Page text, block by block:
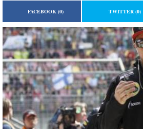
FACEBOOK(0) TWITTER(0)